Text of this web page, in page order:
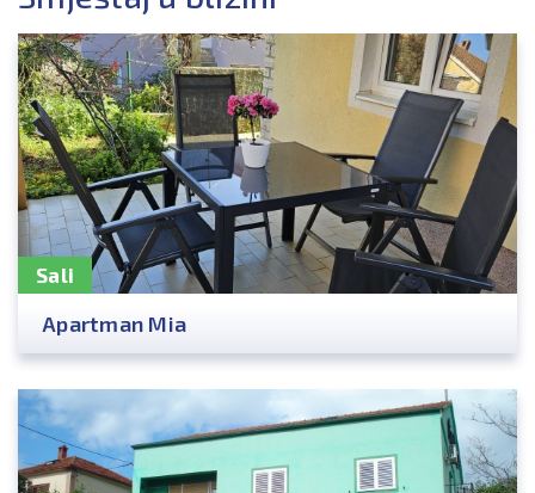
Sali
Apartman Mia